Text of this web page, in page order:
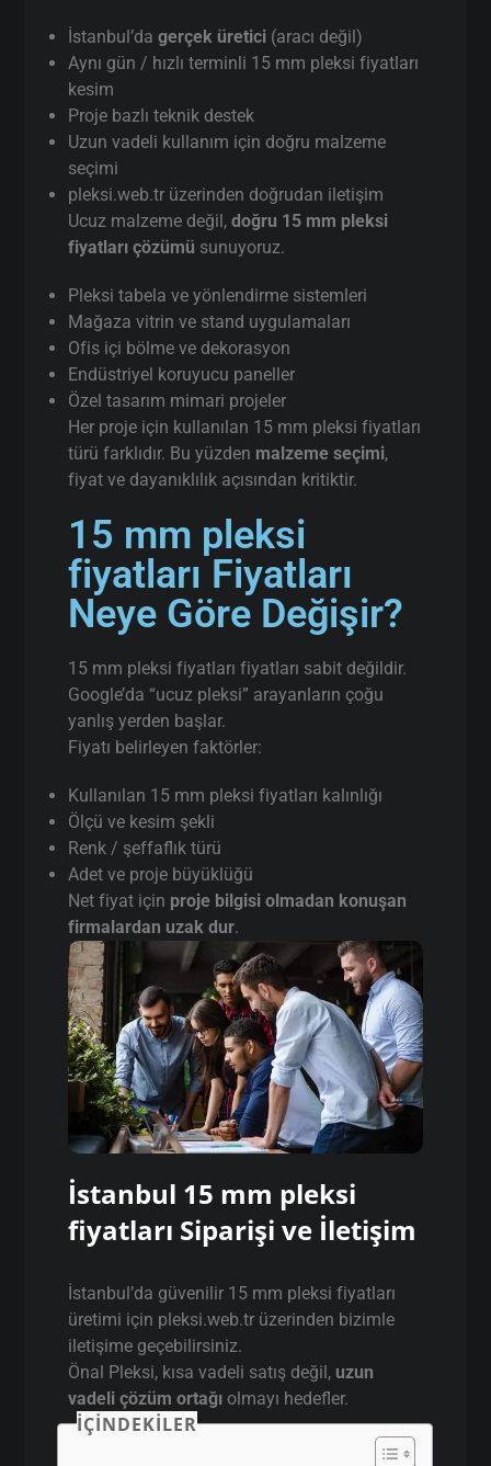
İstanbul’dagerçek üretici (aracı değil)
Aynı gün / hızlı terminli 15 mm pleksi fiyatları
kesim
Proje bazlı teknik destek
Uzun vadeli kullanım için doğru malzeme
seçimi
pleksi.web.tr üzerinden doğrudan iletişim
Ucuz malzeme değil,doğru 15 mm pleksi
fiyatları çözümü sunuyoruz.
Pleksi tabela ve yönlendirme sistemleri
Mağaza vitrin ve stand uygulamaları
Ofis içi bölme ve dekorasyon
Endüstriyel koruyucu paneller
Özel tasarım mimari projeler
Her proje için kullanılan 15 mm pleksi fiyatları
türü farklıdır. Bu yüzden malzeme seçimi,
fiyat ve dayanıklılık açısından kritiktir.
15 mm pleksi
fiyatları Fiyatları
Neye Göre Değişir?
15 mm pleksi fiyatları fiyatları sabit değildir.
Google’da “ucuz pleksi” arayanların çoğu
yanlış yerden başlar.
Fiyatı belirleyen faktörler:
Kullanılan 15 mm pleksi fiyatları kalınlığı
Ölçü ve kesim şekli
Renk / şeffaflık türü
Adet ve proje büyüklüğü
Net fiyat için proje bilgisi olmadan konuşan
firmalardan uzak dur.
İstanbul 15 mm pleksi
fiyatları Siparişi ve İletişim
İstanbul’da güvenilir 15 mm pleksi fiyatları
üretimi için pleksi.web.tr üzerinden bizimle
iletişime geçebilirsiniz.
Önal Pleksi, kısa vadeli satış değil, uzun
vadeli çözüm ortağı olmayı hedefler.
İÇINDEKILER